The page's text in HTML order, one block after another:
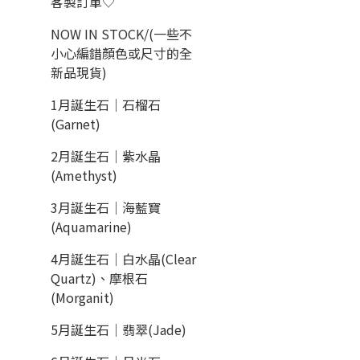
NOW IN STOCK/(一些不
小心編錯顏色或尺寸的全
新品現貨)
1月誕生石｜石榴石
(Garnet)
2月誕生石｜紫水晶
(Amethyst)
3月誕生石｜海藍寶
(Aquamarine)
4月誕生石｜白水晶(Clear
Quartz)、摩根石
(Morganit)
5月誕生石｜翡翠(Jade)